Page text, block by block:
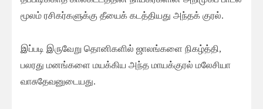
மூலம் ரசிகர்களுக்கு தீயைக் கடத்தியது அந்தக் குரல்.
இப்படி இருவேறு தொனிகளில் ஜாலங்களை நிகழ்த்தி,
பலரது மனங்களை மயக்கிய அந்த மாயக்குரல் மலேசியா
வாசுதேவனுடையது.